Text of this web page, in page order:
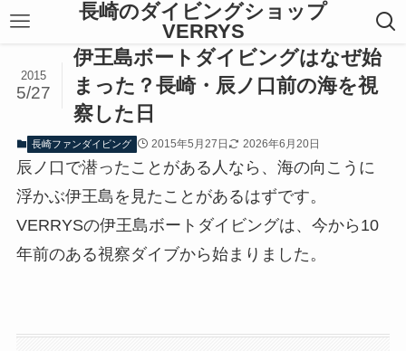
長崎のダイビングショップ
VERRYS
伊王島ボートダイビングはなぜ始
まった？長崎・辰ノ口前の海を視
察した日
2015
5/27
長崎ファンダイビング 2015年5月27日 2026年6月20日
辰ノ口で潜ったことがある人なら、海の向こうに
浮かぶ伊王島を見たことがあるはずです。
VERRYSの伊王島ボートダイビングは、今から10
年前のある視察ダイブから始まりました。